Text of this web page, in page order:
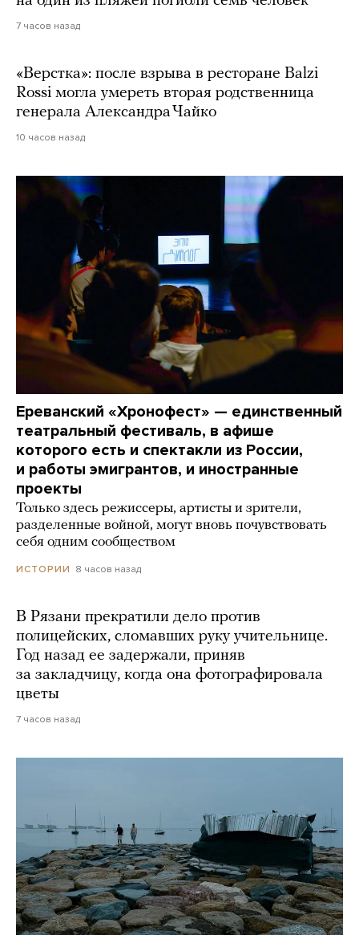
7 часов назад
«Верстка»: после взрыва в ресторане Balzi
Rossi могла умереть вторая родственница
генерала Александра Чайко
10 часов назад
Ереванский «Хронофест» — единственный
театральный фестиваль, в афише
которого есть и спектакли из России,
и работы эмигрантов, и иностранные
проекты
Только здесь режиссеры, артисты и зрители,
разделенные войной, могут вновь почувствовать
себя одним сообществом
ИСТОРИИ 8 часов назад
В Рязани прекратили дело против
полицейских, сломавших руку учительнице.
Год назад ее задержали, приняв
за закладчицу, когда она фотографировала
цветы
7 часов назад